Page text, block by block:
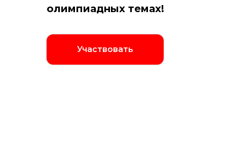
олимпиадных темах!
Участвовать